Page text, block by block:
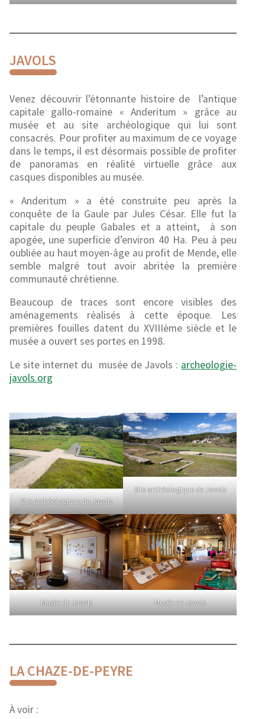
JAVOLS
Venez découvrir l’étonnante histoire de l’antique
capitale gallo-romaine « Anderitum » grâce au
musée et au site archéologique qui lui sont
consacrés. Pour profiter au maximum de ce voyage
dans le temps, il est désormais possible de profiter
de panoramas en réalité virtuelle grâce aux
casques disponibles au musée.
« Anderitum » a été construite peu après la
conquête de la Gaule par Jules César. Elle fut la
capitale du peuple Gabales et a atteint, à son
apogée, une superficie d’environ 40 Ha. Peu à peu
oubliée au haut moyen-âge au profit de Mende, elle
semble malgré tout avoir abritée la première
communauté chrétienne.
Beaucoup de traces sont encore visibles des
aménagements réalisés à cette époque. Les
premières fouilles datent du XVIIIème siècle et le
musée a ouvert ses portes en 1998.
Le site internet du musée de Javols : archeologie-
javols.org
Site archéologique de Javols
Site archéologique de Javols
Musée de Javols Musée de Javols
LA CHAZE-DE-PEYRE
À voir :